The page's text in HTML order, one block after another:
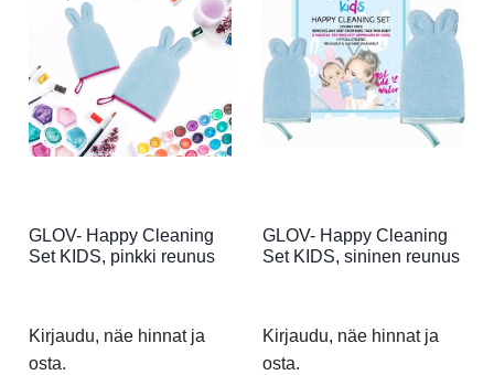
GLOV- Happy Cleaning
Set KIDS, pinkki reunus
Kirjaudu, näe hinnat ja
osta.
GLOV- Happy Cleaning
Set KIDS, sininen reunus
Kirjaudu, näe hinnat ja
osta.